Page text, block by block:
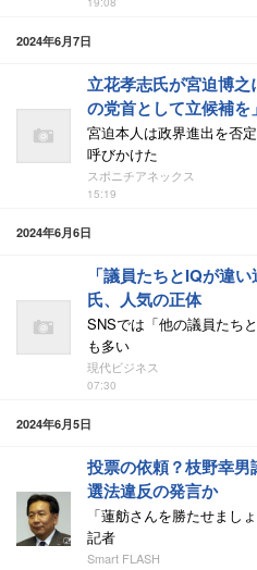
2024年6月7日
立花孝志氏が宮迫博
の党首として立候補を」
宮迫本人は政界進出を否
呼びかけた
スポニチアネックス
15:19
2024年6月6日
「議員たちとIQが違
氏、人気の正体
SNSでは「他の議員たち
も多い
現代ビジネス
07:30
2024年6月5日
投票の依頼？枝野幸
選法違反の発言か
「蓮舫さんを勝たせまし
記者
Smart FLASH